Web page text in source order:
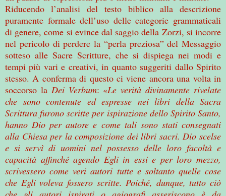
Riducendo l’analisi del testo biblico alla descrizione
puramente formale dell’uso delle categorie grammaticali
di genere, come si evince dal saggio della Zorzi, si incorre
nel pericolo di perdere la “perla preziosa” del Messaggio
sotteso alle Sacre Scritture, che si dispiega nei modi e
tempi più vari e creativi, in quanto suggeriti dallo Spirito
stesso. A conferma di questo ci viene ancora una volta in
soccorso la Dei Verbum: «Le verità divinamente rivelate
che sono contenute ed espresse nei libri della Sacra
Scrittura furono scritte per ispirazione dello Spirito Santo,
hanno Dio per autore e come tali sono stati consegnati
alla Chiesa per la composizione dei libri sacri. Dio scelse
e si servì di uomini nel possesso delle loro facoltà e
capacità affinché agendo Egli in essi e per loro mezzo,
scrivessero come veri autori tutte e soltanto quelle cose
che Egli voleva fossero scritte. Poiché, dunque, tutto ciò